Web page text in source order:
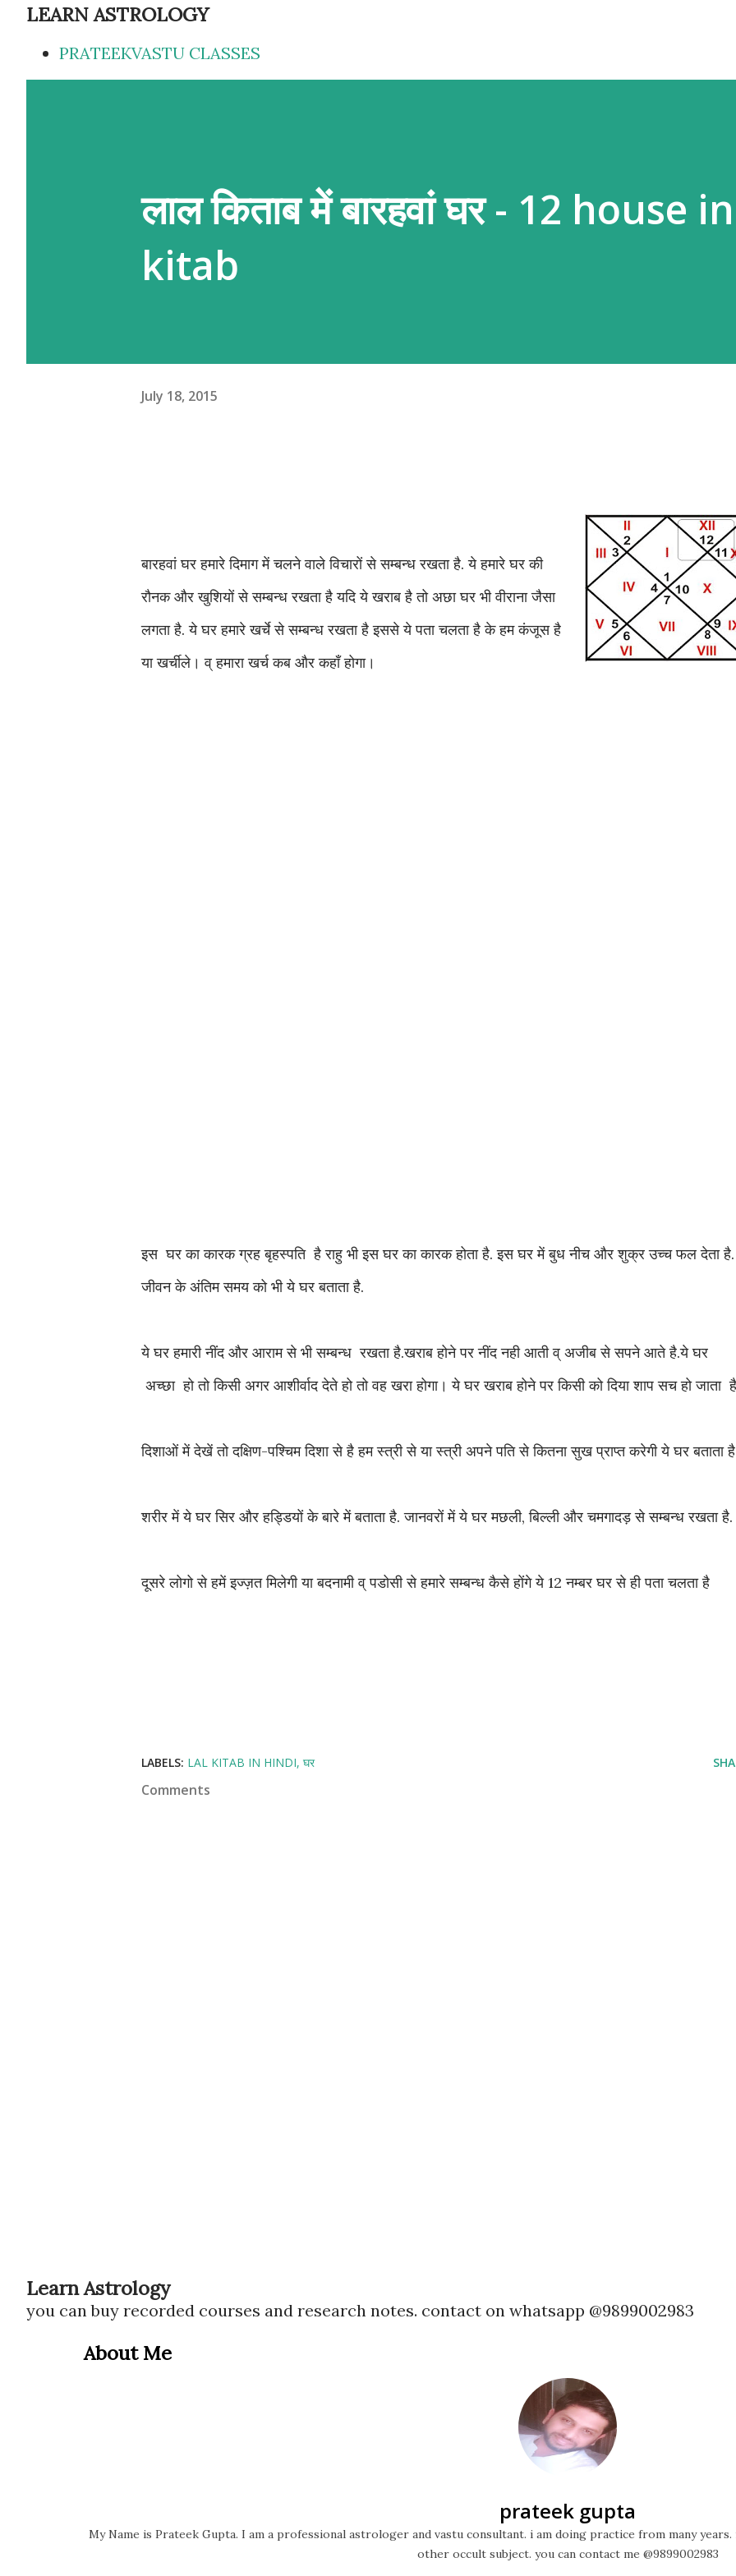
LEARN ASTROLOGY
PRATEEKVASTU CLASSES
लाल किताब में बारहवां घर - 12 house
kitab
July 18, 2015
बारहवां घर हमारे दिमाग में चलने वाले विचारों से सम्बन्ध रखता है. ये हमारे घर की
रौनक और खुशियों सेसम्बन्ध रखता है यदि ये खराब है तो अछा घर भी वीराना जैसा
लगता है. ये घर हमारे खर्चे से सम्बन्ध रखता है इससे ये पता चलता है के हम कंजूस है
या खर्चीले। व् हमारा खर्च कब और कहाँ होगा।
इस घर का कारक ग्रह बृहस्पति है राहु भी इस घर का कारक होता है. इस घर में बुध नीच और शुक्र उच्च फल देता है.
जीवन के अंतिम समय को भी ये घर बताता है.
ये घर हमारी नींद और आराम से भी सम्बन्ध रखता है.खराब होने पर नींद नही आती व् अजीब से सपने आते है.ये घर
अच्छा हो तो किसी अगर आशीर्वाद देते हो तो वह खरा होगा। ये घर खराब होने पर किसी को दिया शाप सच हो जाता है
दिशाओं में देखें तो दक्षिण-पश्चिम दिशा से है हम स्त्री से या स्त्री अपने पति से कितना सुख प्राप्त करेगी ये घर बताता
शरीर में ये घर सिर और हड्डियों के बारे में बताता है. जानवरों में ये घर मछली, बिल्ली और चमगादड़ से सम्बन्ध रखता है.
दूसरे लोगो से हमें इज्ज़त मिलेगी या बदनामी व् पडोसी से हमारे सम्बन्ध कैसे होंगे ये 12 नम्बर घर से ही पता चलता है
LABELS: LAL KITAB IN HINDI घर
Comments
Learn Astrology
you can buy recorded courses and research notes. contact on whatsapp @9899002983
About Me
prateek gupta
My Name is Prateek Gupta. I am a professional astrologer and vastu consultant. i am doing practice from many
other occult subject. you can contact me @9899002983